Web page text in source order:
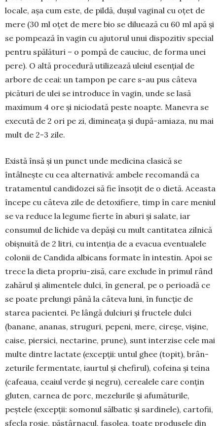
lo­cale, așa cum este, de pildă, dușul vaginal cu oțet de
mere (30 ml oțet de mere bio se diluează cu 60 ml apă și
se pom­pează în vagin cu ajutorul unui dispozitiv spe­cial
pentru spălături – o pompă de cauciuc, de forma unei
pere). O altă procedură utilizează uleiul esen­țial de
arbore de ceai: un tam­pon pe care s-au pus câteva
picături de ulei se introduce în vagin, unde se lasă
maximum 4 ore și niciodată peste noapte. Ma­nevra se
execută de 2 ori pe zi, dimineața și după-amiaza, nu mai
mult de 2-3 zile.
Există însă și un punct unde me­dicina clasică se
întâlnește cu cea alternativă: ambele reco­man­dă ca
tratamentul candidozei să fie însoțit de o dietă. Aceasta
în­cepe cu câteva zile de detoxi­fiere, timp în care meniul
se va reduce la legume fierte în aburi și salate, iar
consumul de lichide va depăși cu mult cantitatea zil­nică
obișnuită de 2 litri, cu inten­ția de a evacua eventualele
colonii de Candida albicans formate în in­testin. Apoi se
trece la dieta pro­priu-zisă, care exclude în primul rând
zahărul și alimentele dulci, în ge­neral, pe o perioadă ce
se poate pre­lungi până la câteva luni, în funcție de
starea pacientei. Pe lângă dul­ciuri și fructele dulci
(banane, ana­nas, struguri, pepeni, mere, cireșe, vișine,
caise, pier­sici, nectarine, prune), sunt inter­zise cele mai
mul­te dintre lactate (excepții: untul ghee (topit), brân­
zeturile fermentate, iaurtul și chefirul), cofeina și teina
(cafeaua, ceaiul verde și negru), cerealele care conțin
gluten, carnea de porc, mezelurile și afumăturile,
peștele (excepții: somo­nul sălbatic și sardinele), cartofii,
sfecla roșie, păs­târnacul, fasolea, toate produsele din